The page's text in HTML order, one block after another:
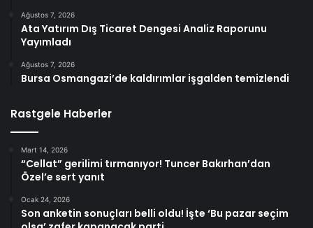
Ağustos 7, 2026
Ata Yatırım Dış Ticaret Dengesi Analiz Raporunu
Yayımladı
Ağustos 7, 2026
Bursa Osmangazi’de kaldırımlar işgalden temizlendi
Rastgele Haberler
Mart 14, 2026
“Cellat” gerilimi tırmanıyor! Tuncer Bakırhan’dan
Özel’e sert yanıt
Ocak 24, 2026
Son anketin sonuçları belli oldu! İşte ‘Bu pazar seçim